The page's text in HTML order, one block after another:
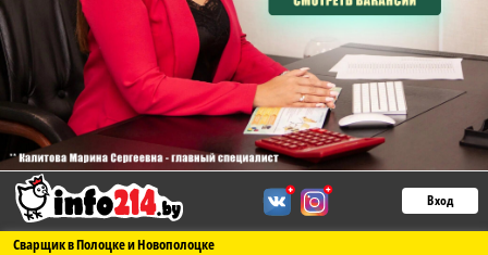
Вход
Сварщик в Полоцке и Новополоцке